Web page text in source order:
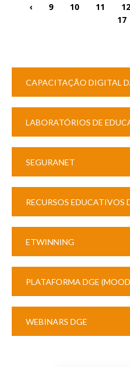
‹ 9 10 11 12
17
CAPACITAÇÃO DIGITAL
LABORATÓRIOS DE
SEGURANET
RECURSOS EDUCATIVOS
ETWINNING
PLATAFORMA DGE
WEBINARS DGE